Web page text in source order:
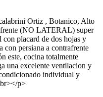
Ortiz , Botanico, Alto
(NO LATERAL) super
placard de dos hojas y
con persiana a contrafrente
este, cocina totalmente
una excelente ventilacion y
individual y
p>